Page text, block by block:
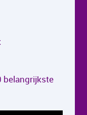
belangrijkste